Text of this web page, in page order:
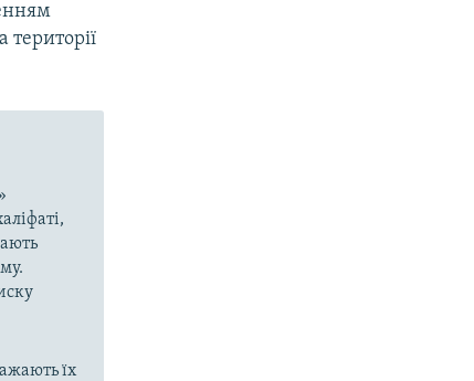
їх